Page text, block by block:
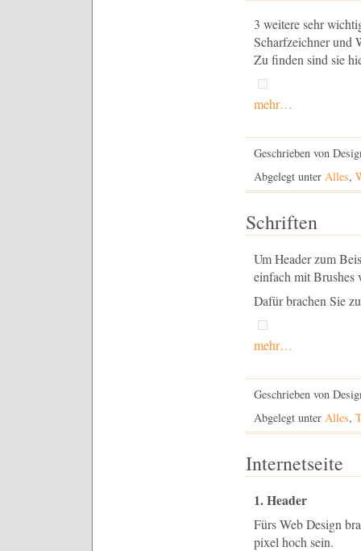
3 weitere sehr
Scharfzeichner und
Zu finden sind sie
mehr…
Geschrieben von
Abgelegt unter Alles,
Schriften
Um Header zum
einfach mit Brushes
Dafür brachen Sie
mehr…
Geschrieben von
Abgelegt unter Alles,
Internetseite
1. Header
Fürs Web Design
pixel hoch sein.